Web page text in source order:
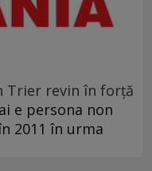
Trier revin în forţă
e persona non
2011 în urma